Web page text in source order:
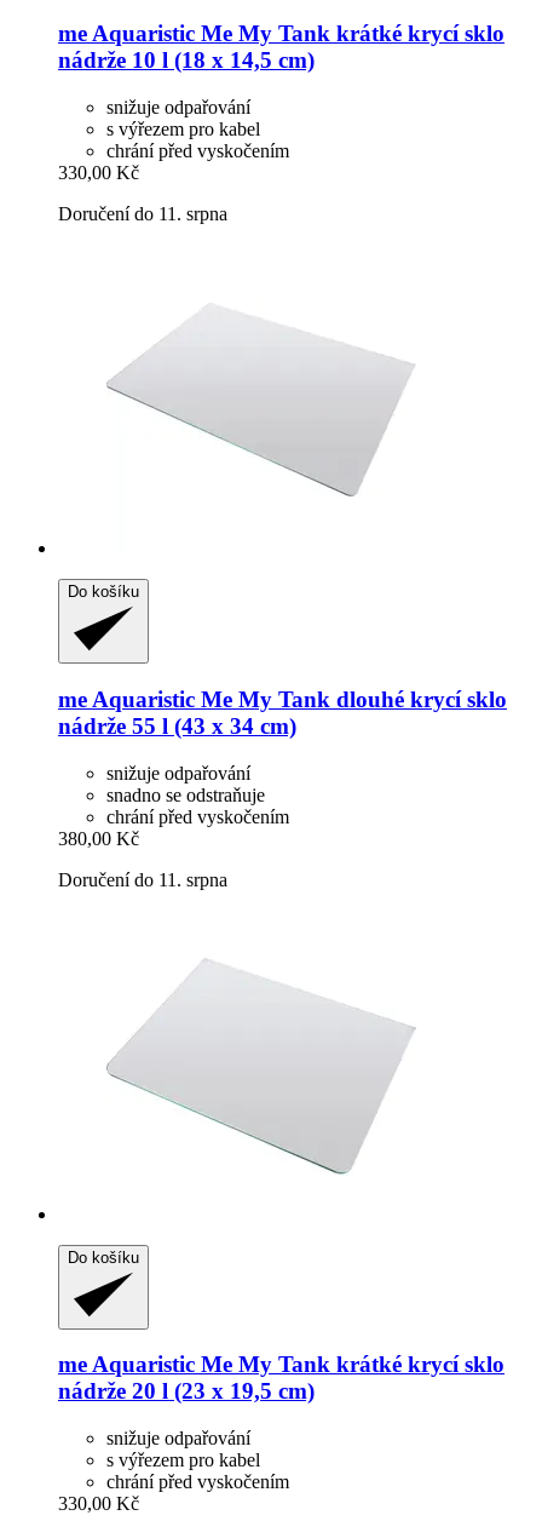
me Aquaristic Me My Tank krátké krycí sklo
nádrže 10 l (18 x 14,5 cm)
snižuje odpařování
s výřezem pro kabel
chrání před vyskočením
330,00 Kč
Doručení do 11. srpna
Do košíku
me Aquaristic Me My Tank dlouhé krycí sklo
nádrže 55 l (43 x 34 cm)
snižuje odpařování
snadno se odstraňuje
chrání před vyskočením
380,00 Kč
Doručení do 11. srpna
Do košíku
me Aquaristic Me My Tank krátké krycí sklo
nádrže 20 l (23 x 19,5 cm)
snižuje odpařování
s výřezem pro kabel
chrání před vyskočením
330,00 Kč